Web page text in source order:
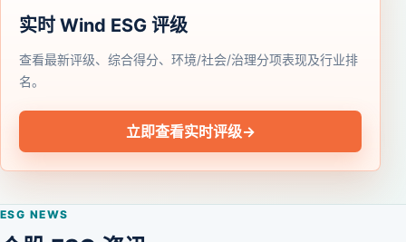
实时 Wind ESG 评级
查看最新评级、综合得分、环境/社会/治理分项表现及行业排
名。
立即查看实时评级→
ESG NEWS